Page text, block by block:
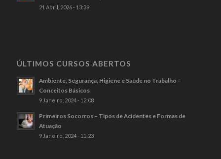
21 Abril, 2026 - 13:39
ÚLTIMOS CURSOS ABERTOS
Ambiente, Segurança, Higiene e Saúde no Trabalho –
Conceitos Básicos
9 Janeiro, 2024 - 12:08
Primeiros Socorros – Tipos de Acidentes e Formas de
Atuação
9 Janeiro, 2024 - 11:23